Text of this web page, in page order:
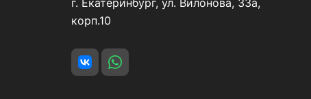
г. Екатеринбург, ул. Вилонова, 33а,
корп.10